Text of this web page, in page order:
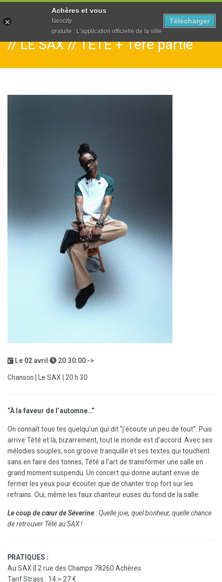
// LE SAX // TÉTÉ + 1ère partie
Le 02 avril 20:30:00 ->
Chanson | Le SAX | 20 h 30
“À la faveur de l’automne…”
On connaît tous·tes quelqu’un qui dit “j’écoute un peu de tout”. Puis
arrive Tété et là, bizarrement, tout le monde est d’accord. Avec ses
mélodies souples, son groove tranquille et ses textes qui touchent
sans en faire des tonnes, Tété a l’art de transformer une salle en
grand moment suspendu. Un concert qui donne autant envie de
fermer les yeux pour écouter que de chanter trop fort sur les
refrains. Oui, même les faux chanteur·euses du fond de la salle.
Le coup de cœur de Séverine : Quelle joie, quel bonheur, quelle chance
de retrouver Tété au SAX !
PRATIQUES :
Au SAX || 2 rue des Champs 78260 Achères
Tarif Strass : 14 > 27 €
Achères et vous
Neocity
gratuite : L'application officielle de la ville
Télécharger